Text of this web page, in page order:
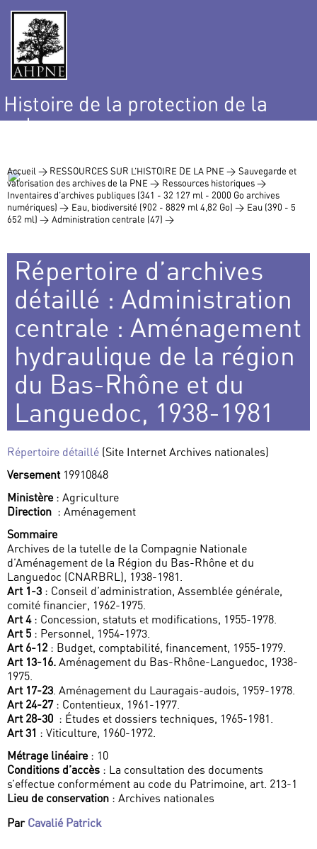
Histoire de la protection de la
nature
Accueil > RESSOURCES SUR L’HISTOIRE DE LA PNE > Sauvegarde et
valorisation des archives de la PNE > Ressources historiques >
Inventaires d’archives publiques (341 - 32 127 ml - 2000 Go archives
numériques) > Eau, biodiversité (902 - 8829 ml 4,82 Go) > Eau (390 - 5
652 ml) > Administration centrale (47) >
Répertoire d’archives
détaillé : Administration
centrale : Aménagement
hydraulique de la région
du Bas-Rhône et du
Languedoc, 1938-1981
Répertoire détaillé (Site Internet Archives nationales)
Versement 19910848
Ministère: Agriculture
Direction : Aménagement
Sommaire
Archives de la tutelle de la Compagnie Nationale
d’Aménagement de la Région du Bas-Rhône et du
Languedoc (CNARBRL), 1938-1981.
Art 1-3 : Conseil d’administration, Assemblée générale,
comité financier, 1962-1975.
Art 4: Concession, statuts et modifications, 1955-1978.
Art 5 : Personnel, 1954-1973.
Art 6-12 : Budget, comptabilité, financement, 1955-1979.
Art 13-16. Aménagement du Bas-Rhône-Languedoc, 1938-
1975.
Art 17-23. Aménagement du Lauragais-audois, 1959-1978.
Art 24-27: Contentieux, 1961-1977.
Art 28-30 : Études et dossiers techniques, 1965-1981.
Art 31 : Viticulture, 1960-1972.
Métrage linéaire: 10
Conditions d’accès : La consultation des documents
s’effectue conformément au code du Patrimoine, art. 213-1
Lieu de conservation : Archives nationales
Par Cavalié Patrick